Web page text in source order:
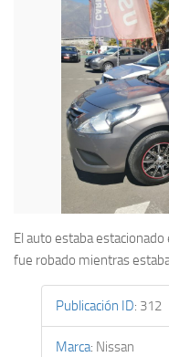
El auto estaba estacionado
fue robado mientras
Publicación ID: 312
Marca: Nissan